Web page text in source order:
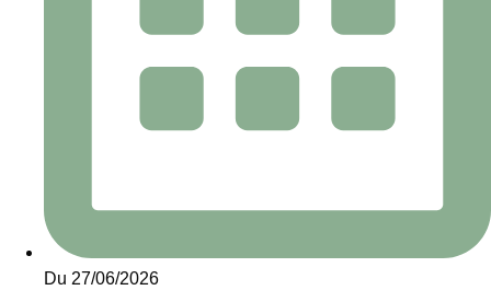
Du 27/06/2026